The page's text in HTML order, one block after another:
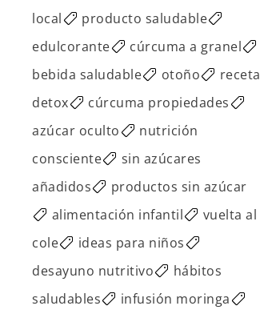
local
producto saludable
edulcorante
cúrcuma a granel
bebida saludable
otoño
receta
detox
cúrcuma propiedades
azúcar oculto
nutrición
consciente
sin azúcares
añadidos
productos sin azúcar
alimentación infantil
vuelta al
cole
ideas para niños
desayuno nutritivo
hábitos
saludables
infusión moringa